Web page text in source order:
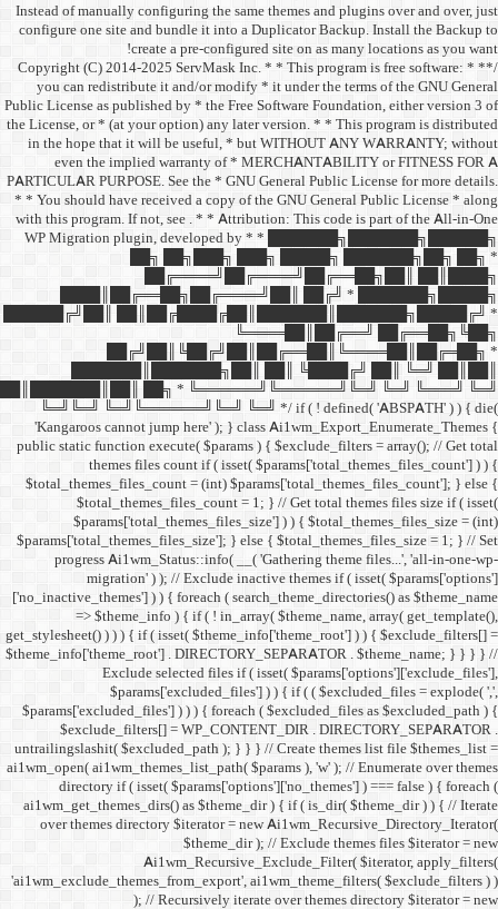
Instead of manually
configure one site and
create a
/** * Copyright (C) 2014-
you can redistribute it
Public License as published
the License, or * (at your
in the hope that it will
even the implied
PARTICULAR PURPOSE.
* * You should have
with this program. If not,
WP Migration plugin,
██╗
██████╔╝██║
██║███████║██║ ██╗
╚═╝╚═╝
'Kangaroos cannot
public static function
themes files
progress
migration' ) ); //
['no_inactive_themes'] ) ) {
=> $theme_info )
get_stylesheet() ) ) ) { if (
$theme_info['theme_root'] .
Exclude
$params['excluded_files']
$exclude_filters[] =
untrailingslashit(
ai1wm_open(
directory if ( isset(
over themes directory
); //